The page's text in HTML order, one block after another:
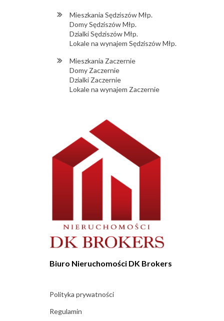
Biuro Nieruchomości DK Brokers
Polityka prywatności
Regulamin
Mieszkania Sędziszów Młp.
Domy Sędziszów Młp.
Dzialki Sędziszów Młp.
Lokale na wynajem Sędziszów Młp.
Mieszkania Zaczernie
Domy Zaczernie
Dzialki Zaczernie
Lokale na wynajem Zaczernie